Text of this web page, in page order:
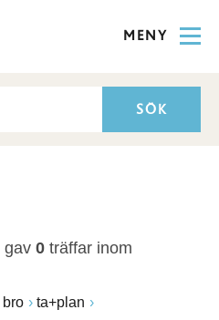
MENY
gav 0 träffar inom
bro ta+plan